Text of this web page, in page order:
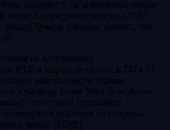
находится 7474 биткоина (около
месяц баланс увеличился на 1120
Букеле открыто заявлял, что
одним из крупнейших
BTC в мире с балансом в 7474,37
уже принесли стране
в размере более $264 млн. Ранее
что страна продолжит
на давления со стороны
фонда (МВФ).